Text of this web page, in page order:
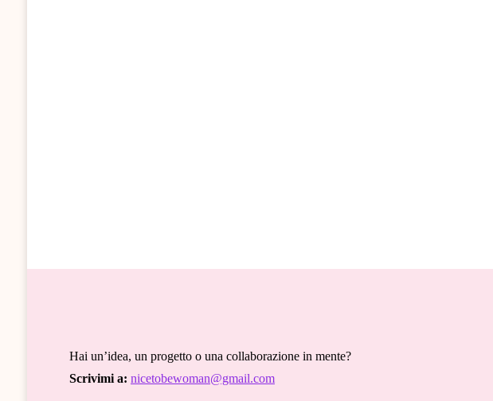
Hai un’idea, un progetto o una collaborazione in mente?
Scrivimi a: nicetobewoman@gmail.com